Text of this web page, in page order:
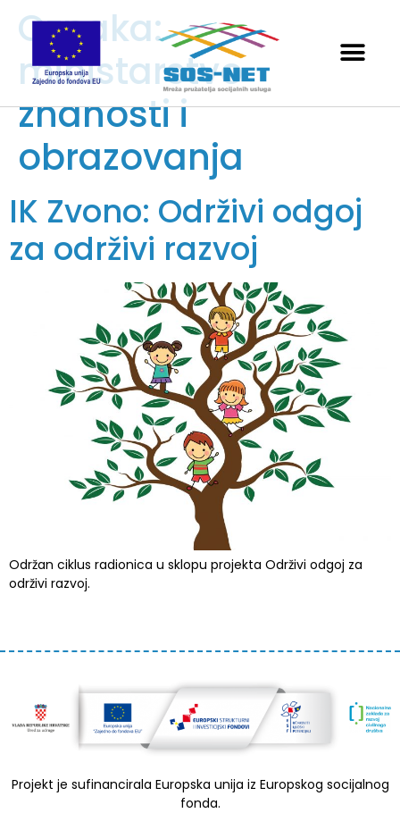
Oznaka:
ministarstvo
znanosti i
obrazovanja
IK Zvono: Održivi odgoj
za održivi razvoj
Održan ciklus radionica u sklopu projekta Održivi odgoj za
održivi razvoj.
Projekt je sufinancirala Europska unija iz Europskog socijalnog
fonda.